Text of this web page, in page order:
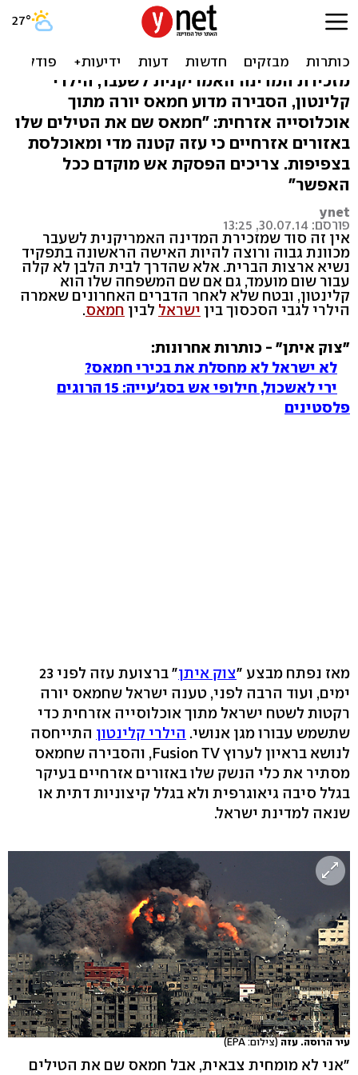
"חמאס מחביא נשק בין
אזרחים כי עזה קטנה"
מזכירת המדינה האמריקנית לשעבר, הילרי
קלינטון, הסבירה מדוע חמאס יורה מתוך
אוכלוסייה אזרחית: "חמאס שם את הטילים שלו
באזורים אזרחיים כי עזה קטנה מדי ומאוכלסת
בצפיפות. צריכים הפסקת אש מוקדם ככל
האפשר"
ynet
פורסם: 30.07.14, 13:25
אין זה סוד שמזכירת המדינה האמריקנית לשעבר
מכוונת גבוה ורוצה להיות האישה הראשונה בתפקיד
נשיא ארצות הברית. אלא שהדרך לבית הלבן לא קלה
עבור שום מועמד, גם אם שם המשפחה שלו הוא
קלינטון, ובטח שלא לאחר הדברים האחרונים שאמרה
הילרי לגבי הסכסוך בין ישראל לבין חמאס.
"צוק איתן" - כותרות אחרונות:
לא ישראל לא מחסלת את בכירי חמאס?
ירי לאשכול, חילופי אש בסג'עייה: 15 הרוגים
פלסטינים
מאז נפתח מבצע "צוק איתן
" ברצועת עזה לפני 23
ימים, ועוד הרבה לפני, טענה ישראל שחמאס יורה
רקטות לשטח ישראל מתוך אוכלוסייה אזרחית כדי
שתשמש עבורו מגן אנושי. הילרי קלינטון התייחסה
לנושא בראיון לערוץ Fusion TV, והסבירה שחמאס
מסתיר את כלי הנשק שלו באזורים אזרחיים בעיקר
בגלל סיבה גיאוגרפית ולא בגלל קיצוניות דתית או
שנאה למדינת ישראל.
עיר הרוסה. עזה (צילום: EPA)
"אני לא מומחית צבאית, אבל חמאס שם את הטילים